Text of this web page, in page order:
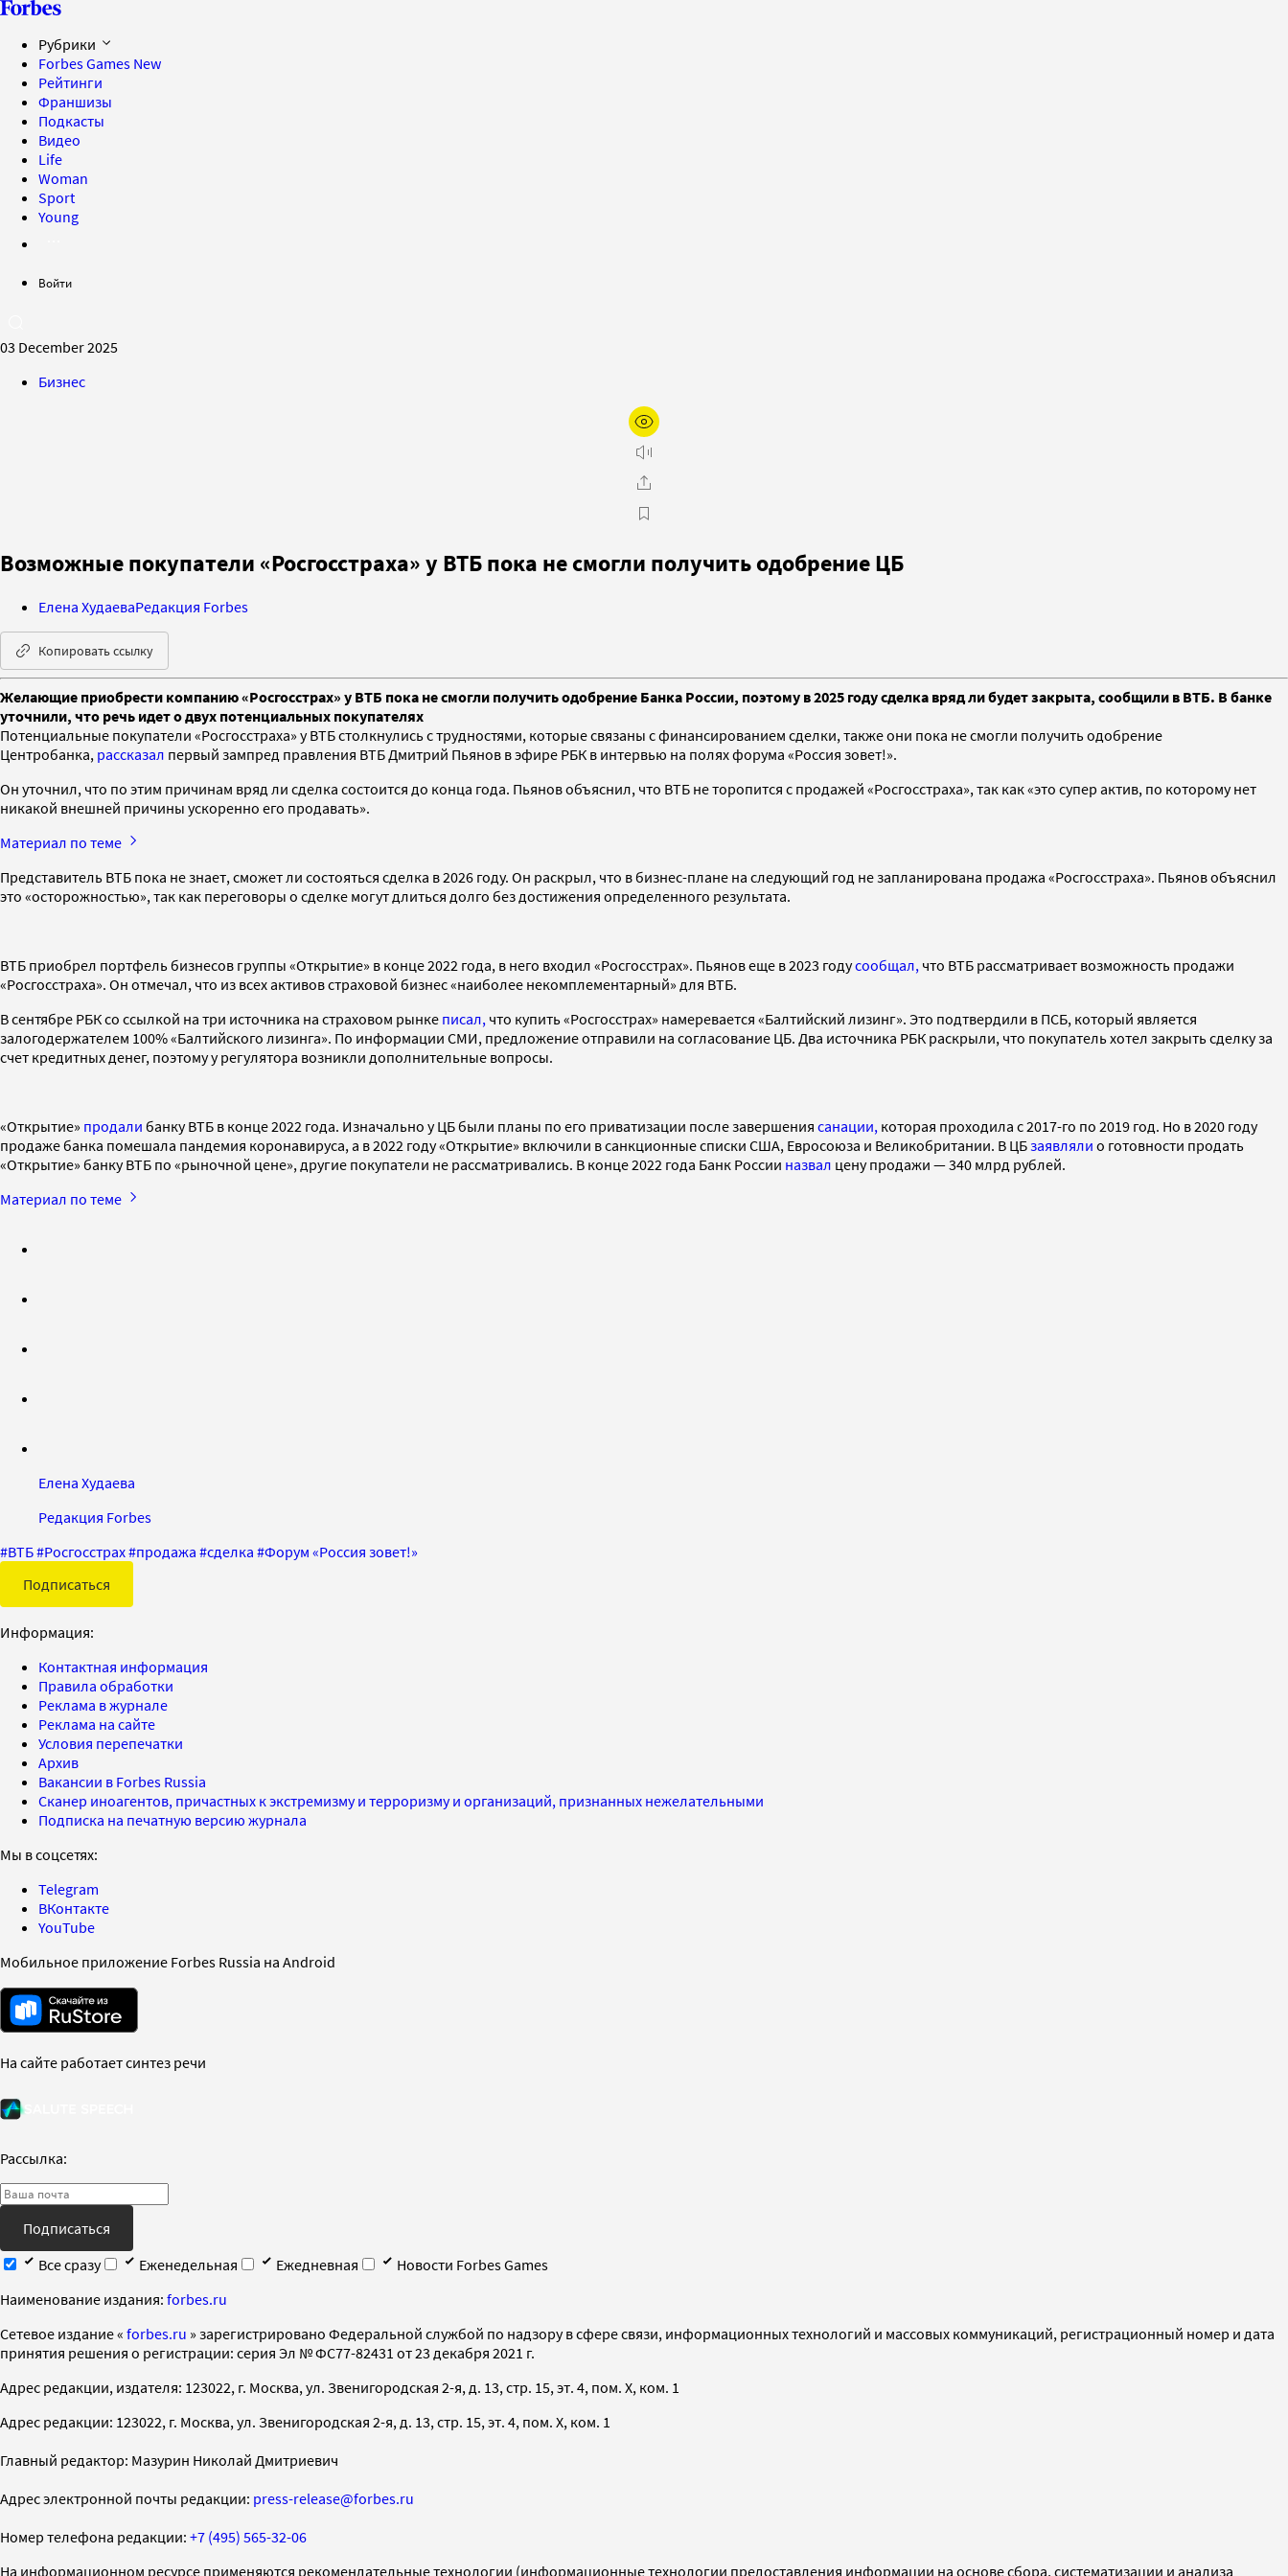
Рубрики
Forbes Games New
Рейтинги
Франшизы
Подкасты
Видео
Life
Woman
Sport
Young
Войти
03 December 2025
Бизнес
Возможные покупатели «Росгосстраха» у ВТБ пока не смогли получить одобрение ЦБ
Елена ХудаеваРедакция Forbes
Копировать ссылку
Желающие приобрести компанию «Росгосстрах» у ВТБ пока не смогли получить одобрение Банка России, поэтому в 2025 году сделка вряд ли будет закрыта, сообщили в ВТБ. В банке
уточнили, что речь идет о двух потенциальных покупателях
Потенциальные покупатели «Росгосстраха» у ВТБ столкнулись с трудностями, которые связаны с финансированием сделки, также они пока не смогли получить одобрение
Центробанка, рассказал первый зампред правления ВТБ Дмитрий Пьянов в эфире РБК в интервью на полях форума «Россия зовет!».
Он уточнил, что по этим причинам вряд ли сделка состоится до конца года. Пьянов объяснил, что ВТБ не торопится с продажей «Росгосстраха», так как «это супер актив, по которому нет
никакой внешней причины ускоренно его продавать».
Материал по теме
Представитель ВТБ пока не знает, сможет ли состояться сделка в 2026 году. Он раскрыл, что в бизнес-плане на следующий год не запланирована продажа «Росгосстраха». Пьянов объяснил
это «осторожностью», так как переговоры о сделке могут длиться долго без достижения определенного результата.
ВТБ приобрел портфель бизнесов группы «Открытие» в конце 2022 года, в него входил «Росгосстрах». Пьянов еще в 2023 годусообщал, что ВТБ рассматривает возможность продажи
«Росгосстраха». Он отмечал, что из всех активов страховой бизнес «наиболее некомплементарный» для ВТБ.
В сентябре РБК со ссылкой на три источника на страховом рынке писал, что купить «Росгосстрах» намеревается «Балтийский лизинг». Это подтвердили в ПСБ, который является
залогодержателем 100% «Балтийского лизинга». По информации СМИ, предложение отправили на согласование ЦБ. Два источника РБК раскрыли, что покупатель хотел закрыть сделку за
счет кредитных денег, поэтому у регулятора возникли дополнительные вопросы.
«Открытие» продали банку ВТБ в конце 2022 года. Изначально у ЦБ были планы по его приватизации после завершения санации, которая проходила с 2017-го по 2019 год. Но в 2020 году
продаже банка помешала пандемия коронавируса, а в 2022 году «Открытие» включили в санкционные списки США, Евросоюза и Великобритании. В ЦБзаявляли о готовности продать
«Открытие» банку ВТБ по «рыночной цене», другие покупатели не рассматривались. В конце 2022 года Банк России назвал цену продажи — 340 млрд рублей.
Материал по теме
Елена Худаева
Редакция Forbes
#ВТБ#Росгосстрах#продажа #сделка #Форум «Россия зовет!»
Подписаться
Информация:
Контактная информация
Правила обработки
Реклама в журнале
Реклама на сайте
Условия перепечатки
Архив
Вакансии в Forbes Russia
Сканер иноагентов, причастных к экстремизму и терроризму и организаций, признанных нежелательными
Подписка на печатную версию журнала
Мы в соцсетях:
Telegram
ВКонтакте
YouTube
Мобильное приложение Forbes Russia на Android
На сайте работает синтез речи
Рассылка:
Подписаться
Все сразу
Еженедельная Ежедневная
Новости Forbes Games
Наименование издания: forbes.ru
Cетевое издание « forbes.ru » зарегистрировано Федеральной службой по надзору в сфере связи, информационных технологий и массовых коммуникаций, регистрационный номер и дата
принятия решения о регистрации: серия Эл № ФС77-82431 от 23 декабря 2021 г.
Адрес редакции, издателя: 123022, г. Москва, ул. Звенигородская 2-я, д. 13, стр. 15, эт. 4, пом. X, ком. 1
Адрес редакции: 123022, г. Москва, ул. Звенигородская 2-я, д. 13, стр. 15, эт. 4, пом. X, ком. 1
Главный редактор: Мазурин Николай Дмитриевич
Адрес электронной почты редакции: press-release@forbes.ru
Номер телефона редакции: +7 (495) 565-32-06
На информационном ресурсе применяются рекомендательные технологии (информационные технологии предоставления информации на основе сбора, систематизации и анализа